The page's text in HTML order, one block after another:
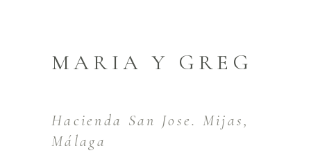
MARIA Y GREG
Hacienda San Jose. Mijas,
Málaga